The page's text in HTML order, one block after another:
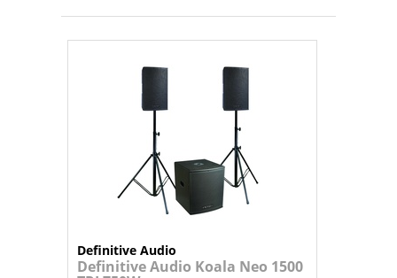
Definitive Audio
Definitive Audio Koala Neo 1500